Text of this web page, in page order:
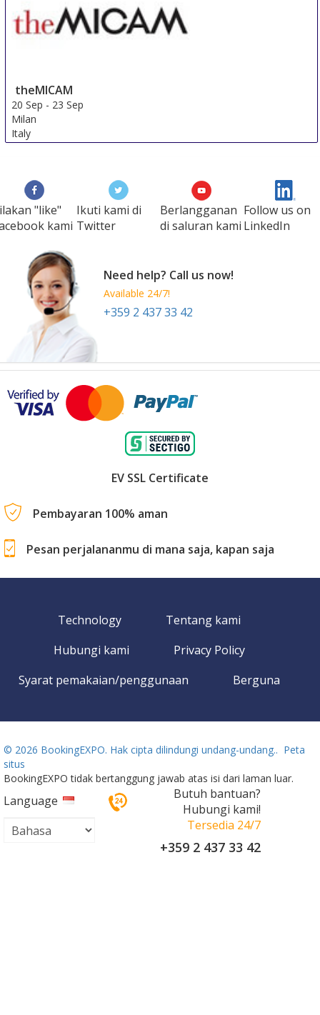
theMICAM
20 Sep - 23 Sep
Milan
Italy
"like"
kami
Ikuti kami di
Twitter
Berlangganan
di saluran kami
Follow us on
LinkedIn
Need help? Call us now!
Available 24/7!
+359 2 437 33 42
EV SSL Certificate
Pembayaran 100% aman
Pesan perjalananmu di mana saja, kapan saja
Technology
Tentang kami
Hubungi kami
Privacy Policy
Syarat pemakaian/penggunaan
Berguna
© 2026 BookingEXPO. Hak cipta dilindungi undang-undang.. Peta
situs
BookingEXPO tidak bertanggung jawab atas isi dari laman luar.
Language
Butuh bantuan?
Hubungi kami!
Tersedia 24/7
+359 2 437 33 42